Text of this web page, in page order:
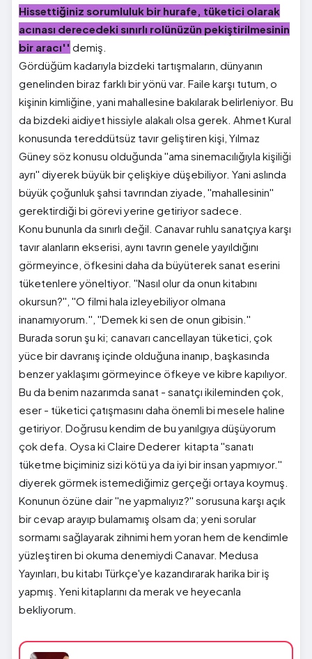
Hissettiğiniz sorumluluk bir hurafe, tüketici olarak
acınası derecedeki sınırlı rolünüzün pekiştirilmesinin
bir aracı'' demiş.
Gördüğüm kadarıyla bizdeki tartışmaların, dünyanın
genelinden biraz farklı bir yönü var. Faile karşı tutum, o
kişinin kimliğine, yani mahallesine bakılarak belirleniyor. Bu
da bizdeki aidiyet hissiyle alakalı olsa gerek. Ahmet Kural
konusunda tereddütsüz tavır geliştiren kişi, Yılmaz
Güney söz konusu olduğunda ''ama sinemacılığıyla kişiliği
ayrı'' diyerek büyük bir çelişkiye düşebiliyor. Yani aslında
büyük çoğunluk şahsi tavrından ziyade, ''mahallesinin''
gerektirdiği bi görevi yerine getiriyor sadece.
Konu bununla da sınırlı değil. Canavar ruhlu sanatçıya karşı
tavır alanların ekserisi, aynı tavrın genele yayıldığını
görmeyince, öfkesini daha da büyüterek sanat eserini
tüketenlere yöneltiyor. ''Nasıl olur da onun kitabını
okursun?'', ''O filmi hala izleyebiliyor olmana
inanamıyorum.'', ''Demek ki sen de onun gibisin.''
Burada sorun şu ki; canavarı cancellayan tüketici, çok
yüce bir davranış içinde olduğuna inanıp, başkasında
benzer yaklaşımı görmeyince öfkeye ve kibre kapılıyor.
Bu da benim nazarımda sanat - sanatçı ikileminden çok,
eser - tüketici çatışmasını daha önemli bi mesele haline
getiriyor. Doğrusu kendim de bu yanılgıya düşüyorum
çok defa. Oysa ki Claire Dederer kitapta ''sanatı
tüketme biçiminiz sizi kötü ya da iyi bir insan yapmıyor.''
diyerek görmek istemediğimiz gerçeği ortaya koymuş.
Konunun özüne dair ''ne yapmalıyız?'' sorusuna karşı açık
bir cevap arayıp bulamamış olsam da; yeni sorular
sormamı sağlayarak zihnimi hem yoran hem de kendimle
yüzleştiren bi okuma denemiydi Canavar. Medusa
Yayınları, bu kitabı Türkçe'ye kazandırarak harika bir iş
yapmış. Yeni kitaplarını da merak ve heyecanla
bekliyorum.